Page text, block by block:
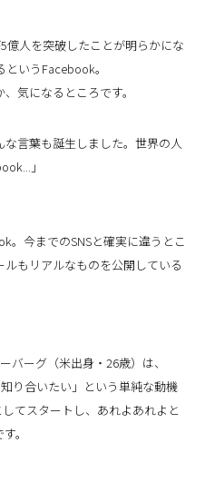
億人を突破したことが明らかにな
いうFacebook。
気になるところです。
言葉も誕生しました。世界の人
」
。今までのSNSと確実に違うとこ
もリアルなものを公開している
バーグ（米出身・26歳）は、
り合いたい」という単純な動機
てスタートし、あれよあれよと
。